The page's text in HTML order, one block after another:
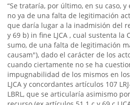
“Se trataría, por último, en su caso,
no ya de una falta de legitimación
que daría lugar a la inadmisión del
y 69 b) in fine LJCA , cual sustenta la
sumo, de una falta de legitimación
causam"), dado el carácter de los
cuando ciertamente no se ha
impugnabilidad de los mismos en
LJCA y concordantes artículos 107
LBRL, que se articularía asimismo